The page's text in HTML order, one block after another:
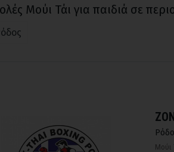
Μούι Τάι για παιδιά σε
Μούι